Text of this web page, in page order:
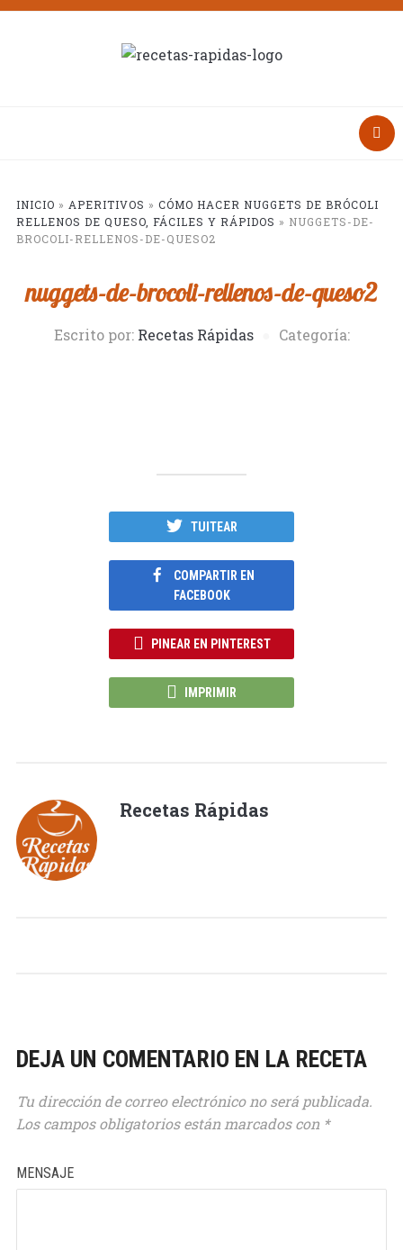
INICIO » APERITIVOS » CÓMO HACER NUGGETS DE BRÓCOLI
RELLENOS DE QUESO, FÁCILES Y RÁPIDOS » NUGGETS-DE-
BROCOLI-RELLENOS-DE-QUESO2
nuggets-de-brocoli-rellenos-de-queso2
Escrito por: Recetas Rápidas Categoría:
TUITEAR
COMPARTIR EN
FACEBOOK
PINEAR EN PINTEREST
IMPRIMIR
Recetas Rápidas
DEJA UN COMENTARIO EN LA RECETA
Tu dirección de correo electrónico no será publicada.
Los campos obligatorios están marcados con *
MENSAJE